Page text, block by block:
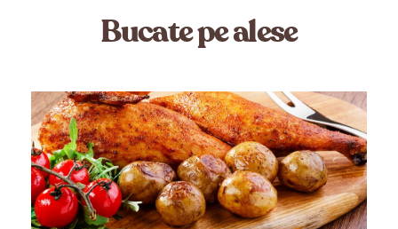
Bucate pe alese